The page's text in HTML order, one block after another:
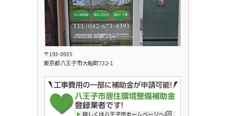
〒193-0935
東京都八王子市大船町732-1